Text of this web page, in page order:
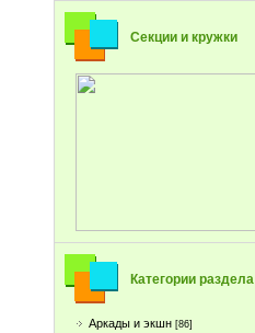
Секции и кружки
Категории раздела
Аркады и экшн [86]